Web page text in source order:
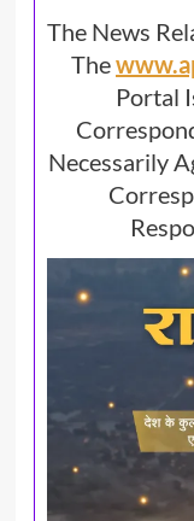
The News
The
Portal
Necessarily